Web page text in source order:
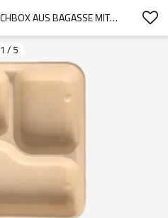
KOMPOSTIERBARE LUNCHBOX AUS BAGASSE MIT 3 FÄCHERN
1 / 5